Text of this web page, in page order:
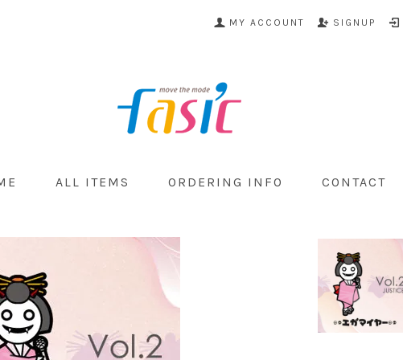
MY ACCOUNT SIGNUP
ALL ITEMS ORDERING INFO CONTACT